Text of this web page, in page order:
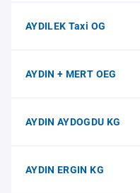
AYDILEK Taxi OG
AYDIN + MERT OEG
AYDIN AYDOGDU KG
AYDIN ERGIN KG